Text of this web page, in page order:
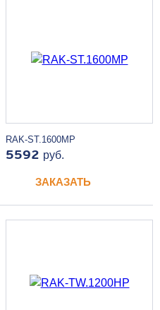
RAK-ST.1600MP
5592 руб.
ЗАКАЗАТЬ